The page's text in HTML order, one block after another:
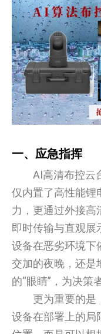
一、应急指挥
AI高清布控云
仅内置了高性能锂
力，更通过外接高
即时传输与直观展
设备在恶劣环境下
交加的夜晚，还是
的“眼睛”，为决策
更为重要的是
设备在部署上的局